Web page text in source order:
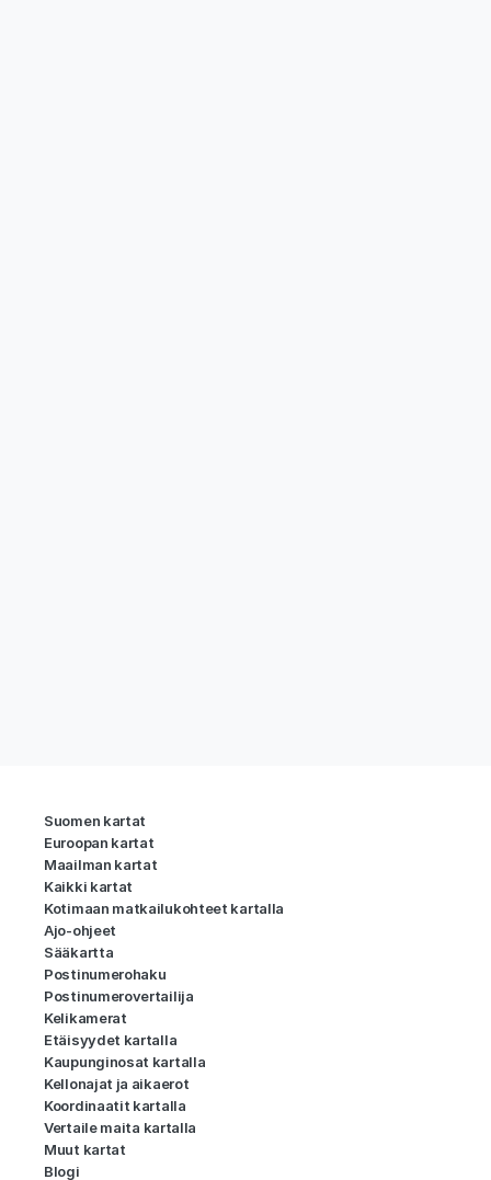
Suomen kartat
Euroopan kartat
Maailman kartat
Kaikki kartat
Kotimaan matkailukohteet kartalla
Ajo-ohjeet
Sääkartta
Postinumerohaku
Postinumerovertailija
Kelikamerat
Etäisyydet kartalla
Kaupunginosat kartalla
Kellonajat ja aikaerot
Koordinaatit kartalla
Vertaile maita kartalla
Muut kartat
Blogi